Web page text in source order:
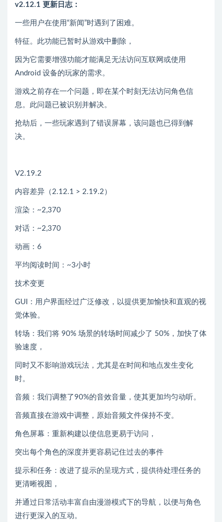
v2.12.1 更新日志：
一些用户在使用“新闻”时遇到了困难。
特征。此功能已暂时从游戏中删除，
因为它需要增强功能才能满足无法访问互联网或使用
Android 设备的玩家的需求。
游戏之前存在一个问题，即在某个时刻无法访问角色信
息。此问题已被识别并解决。
抢劫后，一些玩家遇到了错误屏幕，该问题也已得到解
决。
V2.19.2
内容差异（2.12.1 > 2.19.2）
渲染：~2,370
对话：~2,370
动画：6
平均阅读时间：~3小时
技术变更
GUI：用户界面经过广泛修改，以提供更加愉快和直观的视
觉体验。
转场：我们将 90% 场景的转场时间减少了 50%，加快了体
验速度，
同时又不影响游戏玩法，尤其是在时间和地点发生变化
时。
音频：我们调整了90%的音效音量，使其更加均匀动听。
音频直接在游戏中调整，原始音频文件保持不变。
角色屏幕：重新构建以使信息更易于访问，
突出每个角色的深度并更容易记住过去的事件
提示和任务：改进了提示的呈现方式，提供待处理任务的
更清晰视图，
并通过日常活动丰富自由漫游模式下的导航，以便与角色
进行更深入的互动。